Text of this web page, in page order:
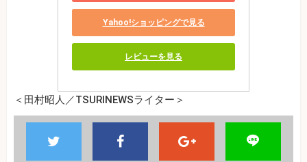
Yahoo!ショッピングで見る
レビューを見る
＜田村昭人／TSURINEWSライター＞